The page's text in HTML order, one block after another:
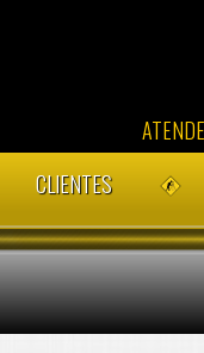
CLIENTES